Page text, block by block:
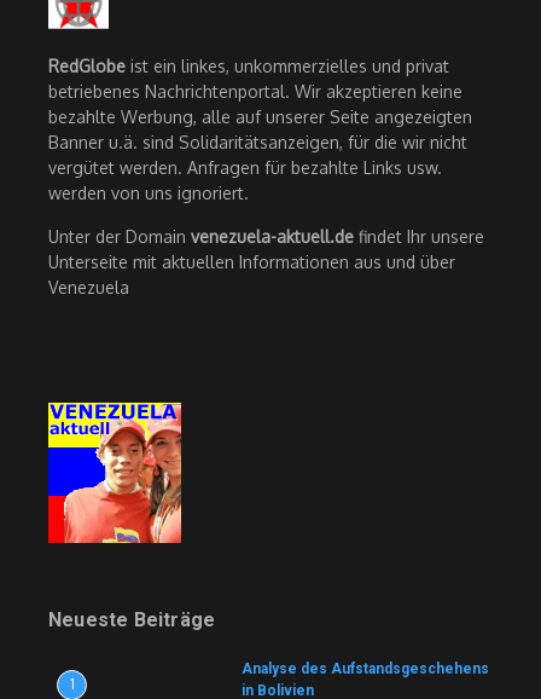
RedGlobe ist ein linkes, unkommerzielles und privat
betriebenes Nachrichtenportal. Wir akzeptieren keine
bezahlte Werbung, alle auf unserer Seite angezeigten
Banner u.ä. sind Solidaritätsanzeigen, für die wir nicht
vergütet werden. Anfragen für bezahlte Links usw.
werden von uns ignoriert.
Unter der Domain venezuela-aktuell.de findet Ihr unsere
Unterseite mit aktuellen Informationen aus und über
Venezuela
Neueste Beiträge
1
Analyse des Aufstandsgeschehens
in Bolivien